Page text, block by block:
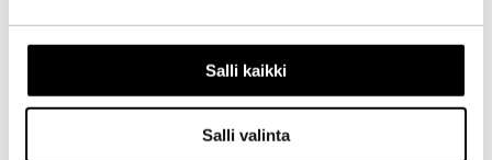
Salli kaikki
Salli valinta
Nimi
Sähköpostiosoite